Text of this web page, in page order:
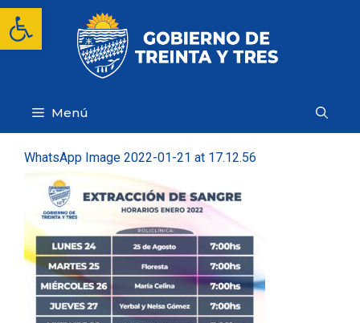
Abrir barra de herramientas
Saltar
contenido
Menú
WhatsApp Image 2022-01-21 at 17.12.56